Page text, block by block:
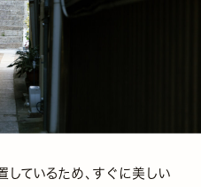
ているため、すぐに美しい